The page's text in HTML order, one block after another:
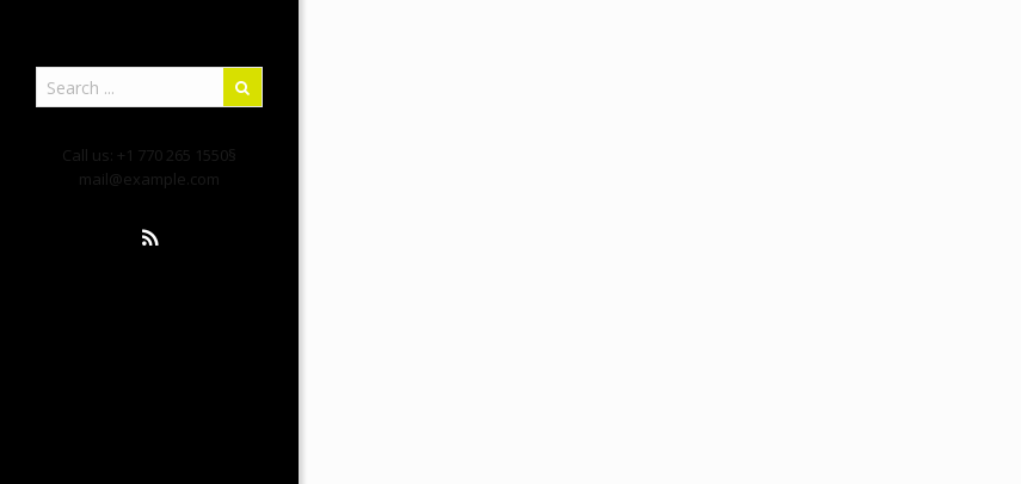
Call us: +1 770 265 1550§
mail@example.com